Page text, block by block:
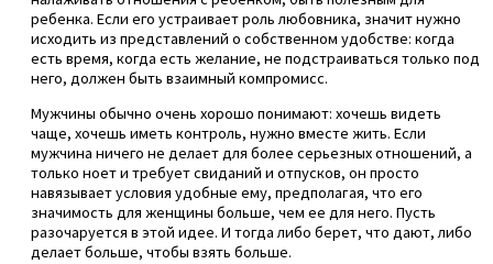
ребенка. Если его устраивает роль любовника, значит нужно
исходить из представлений о собственном удобстве: когда
есть время, когда есть желание, не подстраиваться только под
него, должен быть взаимный компромисс.
Мужчины обычно очень хорошо понимают: хочешь видеть
чаще, хочешь иметь контроль, нужно вместе жить. Если
мужчина ничего не делает для более серьезных отношений, а
только ноет и требует свиданий и отпусков, он просто
навязывает условия удобные ему, предполагая, что его
значимость для женщины больше, чем ее для него. Пусть
разочаруется в этой идее. И тогда либо берет, что дают, либо
делает больше, чтобы взять больше.